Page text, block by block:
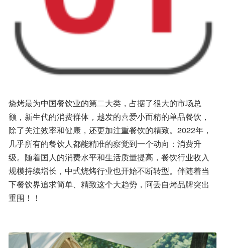
烧烤最为中国餐饮业的第二大类，占据了很大的市场总
额，新生代的消费群体，越发的喜爱小而精的单品餐饮，
除了关注效率和健康，还更加注重餐饮的精致。2022年，
几乎所有的餐饮人都能精准的察觉到一个动向：消费升
级。随着国人的消费水平和生活质量提高，餐饮行业收入
规模持续增长，中式烧烤行业也开始不断转型。伴随着当
下餐饮界追求简单、精致这个大趋势，阿丢自烤品牌突出
重围！！